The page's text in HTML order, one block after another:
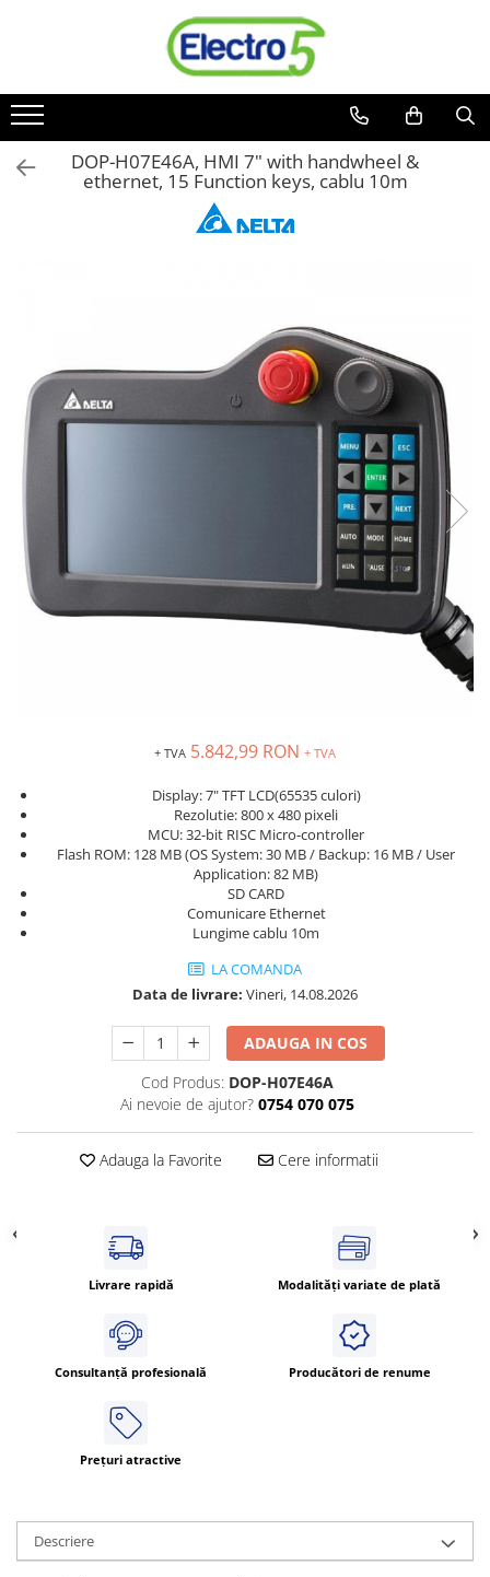
Sisteme de automatizare si control
Automate programabile
Seria DVP-Slim PLC-CPU
Seria EASY EATON
Terminale programabile ( HMI-uri )
Text Panel
Touch Panel / HMI
Solutii industriale Ethernet
Router si switch-uri industriale
Afisoare digitale
Actionari electrice si de miscare
Accesorii generale
Sisteme servo ( Servo-Drivere si
Servo-Motoare )
Soft Startere
Comunicare Si Masurare
Accesorii
Controler PID avansat - Blue Line
Senzori industriali
Senzori capacitivi
Senzori de presiune
Senzori distanta
Senzori fotoelectrici
Senzori inductivi
Senzori magnetici-rezistivi
Senzori ultrasonici
Butoane Ex
Lampi EXIT Ex
DOP-H07E46A, HMI 7" with handwheel &
ethernet, 15 Function keys, cablu 10m
+ TVA 5.842,99 RON + TVA
Display: 7" TFT LCD(65535 culori)
Rezolutie: 800 x 480 pixeli
MCU: 32-bit RISC Micro-controller
Flash ROM: 128 MB (OS System: 30 MB / Backup: 16 MB / User
Application: 82 MB)
SD CARD
Comunicare Ethernet
Lungime cablu 10m
LA COMANDA
Data de livrare: Vineri, 14.08.2026
ADAUGA IN COS
Cod Produs: DOP-H07E46A
Ai nevoie de ajutor? 0754 070 075
Adauga la Favorite Cere informatii
Livrare rapidă Modalități variate de plată
Consultanță profesională Producători de renume
Prețuri atractive
Descriere